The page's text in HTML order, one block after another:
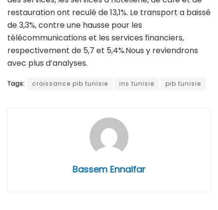
restauration ont reculé de 13,1%. Le transport a baissé
de 3,3%, contre une hausse pour les
télécommunications et les services financiers,
respectivement de 5,7 et 5,4%.Nous y reviendrons
avec plus d’analyses.
Tags: croissance pib tunisie ins tunisie pib tunisie
Bassem Ennaifar